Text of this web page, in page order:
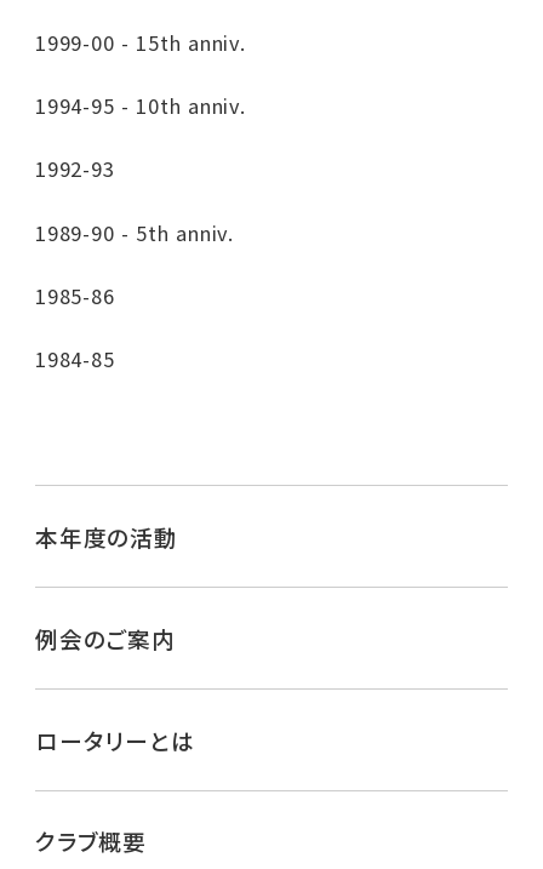
1999-00 - 15th anniv.
1994-95 - 10th anniv.
1992-93
1989-90 - 5th anniv.
1985-86
1984-85
本年度の活動
例会のご案内
ロータリーとは
クラブ概要